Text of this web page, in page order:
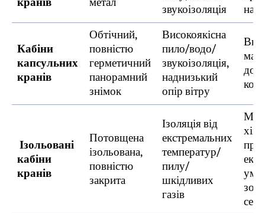
звукоізоляція на
Кабіни
капсульних
кранів
Обтічний,
повністю
герметичний
панорамний
знімок
Високоякісна
пило/водо/
звукоізоляція,
наднизький
опір вітру
Ізольовані
кабіни
кранів
Потовщена
ізольована,
повністю
закрита
Ізоляція від
екстремальних
температур/
пилу/
шкідливих
газів